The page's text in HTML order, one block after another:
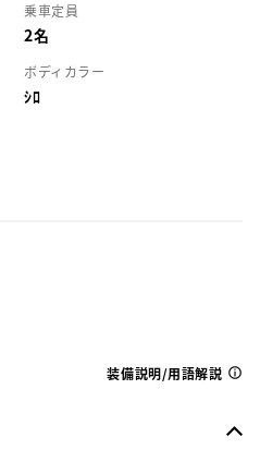
乗車定員
2名
ボディカラー
ｼﾛ
装備説明/用語解説